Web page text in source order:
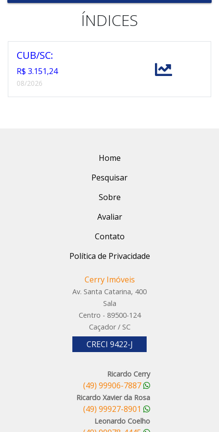
ÍNDICES
CUB/SC:
R$ 3.151,24
08/2026
Home
Pesquisar
Sobre
Avaliar
Contato
Política de Privacidade
Cerry Imóveis
Av. Santa Catarina, 400
Sala
Centro - 89500-124
Caçador / SC
CRECI 9422-J
Ricardo Cerry
(49) 99906-7887
Ricardo Xavier da Rosa
(49) 99927-8901
Leonardo Coelho